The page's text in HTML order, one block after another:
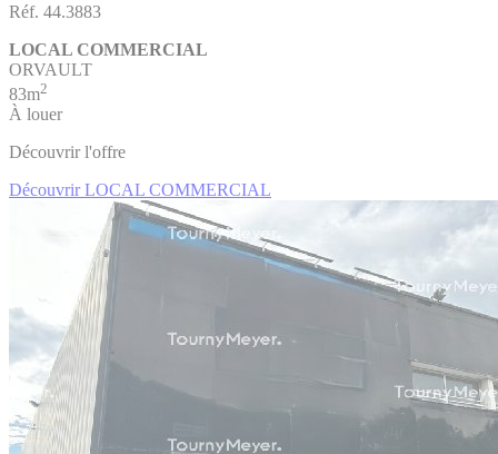
Réf. 44.3883
LOCAL COMMERCIAL
ORVAULT
83m2
À louer
Découvrir l'offre
Découvrir LOCAL COMMERCIAL